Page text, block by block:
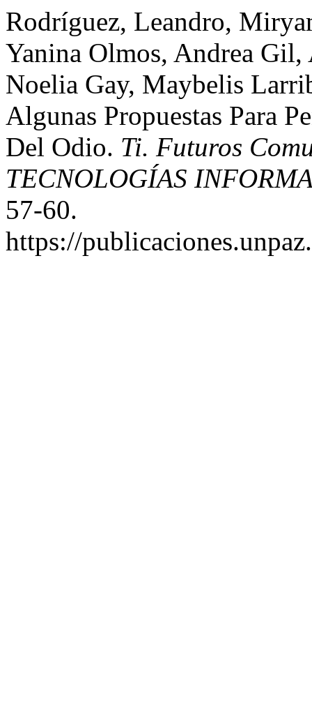
Rodríguez, Leandro,
Yanina Olmos, Andrea
Noelia Gay, Maybelis
Algunas Propuestas Para
Del Odio. Ti. Futuros
TECNOLOGÍAS
57-60.
https://